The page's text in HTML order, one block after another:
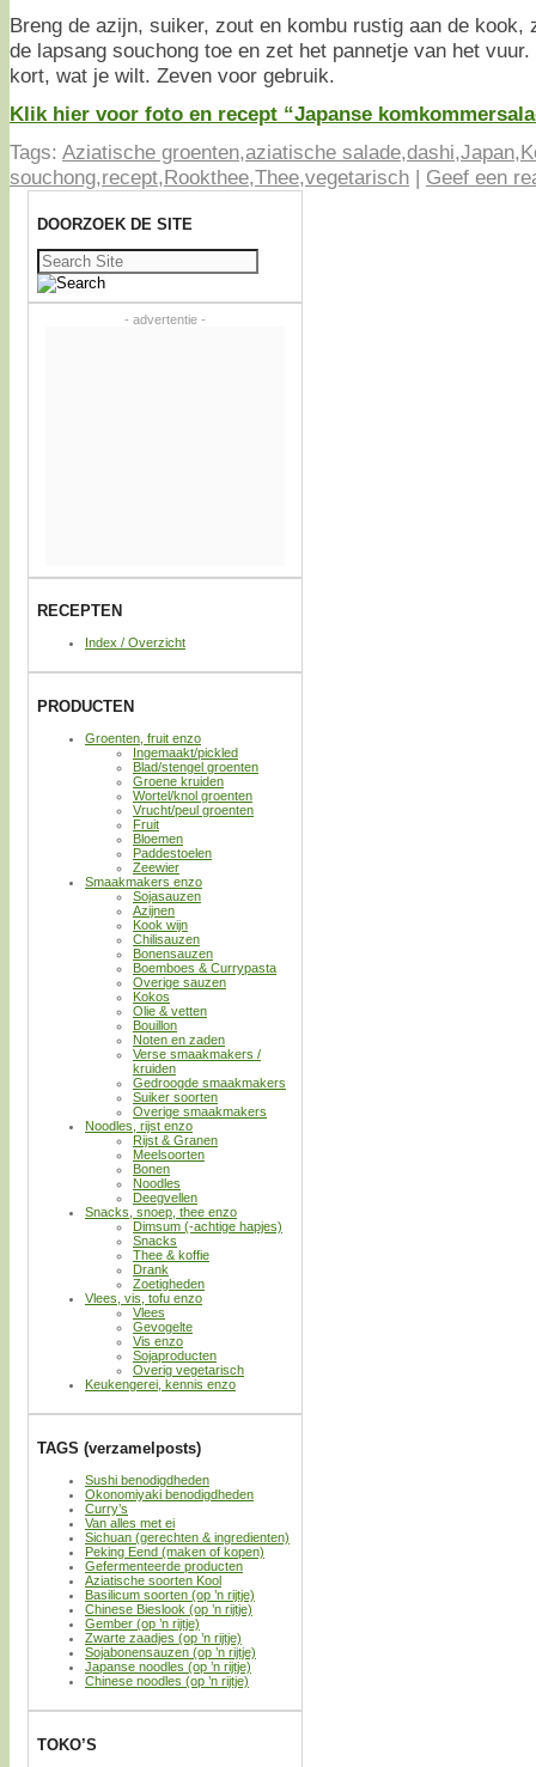
Breng de azijn, suiker, zout en kombu rustig aan de kook,
de lapsang souchong toe en zet het pannetje van het
kort, wat je wilt. Zeven voor gebruik.
Klik hier voor foto en recept “Japanse
Tags: Aziatische groenten,aziatische salade,dashi,Japan,
souchong,recept,Rookthee,Thee,vegetarisch | Geef een
DOORZOEK DE SITE
Zoeken
naar:
- advertentie -
RECEPTEN
Index / Overzicht
PRODUCTEN
Groenten, fruit enzo
Ingemaakt/pickled
Blad/stengel groenten
Groene kruiden
Wortel/knol groenten
Vrucht/peul groenten
Fruit
Bloemen
Paddestoelen
Zeewier
Smaakmakers enzo
Sojasauzen
Azijnen
Kook wijn
Chilisauzen
Bonensauzen
Boemboes & Currypasta
Overige sauzen
Kokos
Olie & vetten
Bouillon
Noten en zaden
Verse smaakmakers /
kruiden
Gedroogde smaakmakers
Suiker soorten
Overige smaakmakers
Noodles, rijst enzo
Rijst & Granen
Meelsoorten
Bonen
Noodles
Deegvellen
Snacks, snoep, thee enzo
Dimsum (-achtige hapjes)
Snacks
Thee & koffie
Drank
Zoetigheden
Vlees, vis, tofu enzo
Vlees
Gevogelte
Vis enzo
Sojaproducten
Overig vegetarisch
Keukengerei, kennis enzo
TAGS (verzamelposts)
Sushi benodigdheden
Okonomiyaki benodigdheden
Curry’s
Van alles met ei
Sichuan (gerechten & ingredienten)
Peking Eend (maken of kopen)
Gefermenteerde producten
Aziatische soorten Kool
Basilicum soorten (op ’n rijtje)
Chinese Bieslook (op ’n rijtje)
Gember (op ’n rijtje)
Zwarte zaadjes (op ’n rijtje)
Sojabonensauzen (op ’n rijtje)
Japanse noodles (op ’n rijtje)
Chinese noodles (op ’n rijtje)
TOKO’S